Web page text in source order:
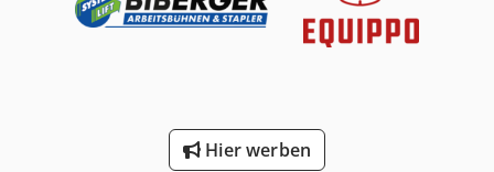
Hier werben